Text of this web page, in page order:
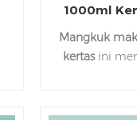
1000ml
300/ctn
Mangkuk
kertasini
yang